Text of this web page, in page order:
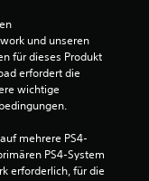
r
n
n
a
und unseren
für dieses Produkt
erfordert die
wichtige
mehrere PS4-
PS4-System
erforderlich, für die